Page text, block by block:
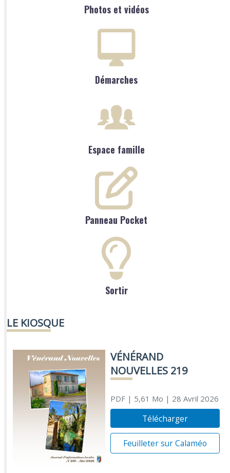
Photos et vidéos
Démarches
Espace famille
Panneau Pocket
Sortir
LE KIOSQUE
VÉNÉRAND
NOUVELLES 219
PDF| 5,61 Mo | 28 Avril 2026
Télécharger
Feuilleter sur Calaméo